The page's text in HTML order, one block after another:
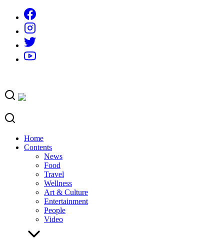
content
Home
Contents
News
Food
Travel
Wellness
Art & Culture
Entertainment
People
Video